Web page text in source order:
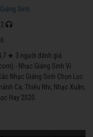
Sinh
★ 3 người đánh giá
- Nhạc Giáng Sinh Vì
Nhạc Giáng Sinh Chọn Lọc
Ca, Thiếu Nhi, Nhạc Xuân,
Hay 2020.